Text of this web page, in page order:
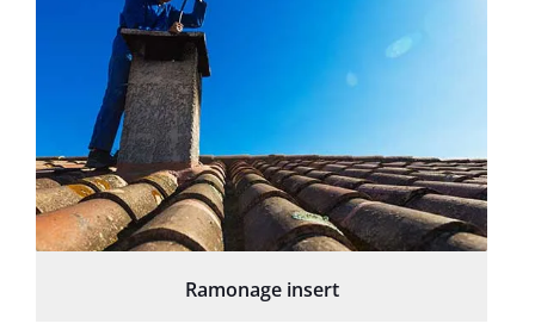
Ramonage insert